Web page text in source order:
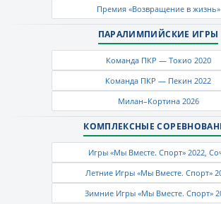
Премия «Возвращение в жизнь»
ПАРАЛИМПИЙСКИЕ ИГРЫ
Команда ПКР — Токио 2020
Команда ПКР — Пекин 2022
Милан–Кортина 2026
КОМПЛЕКСНЫЕ
Игры «Мы Вместе. Спорт» 2022,
Летние Игры «Мы Вместе. Спорт»
Зимние Игры «Мы Вместе. Спорт»